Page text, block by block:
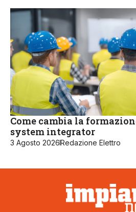
Come cambia la
system integrator
3 Agosto 2026Redazione Elettro